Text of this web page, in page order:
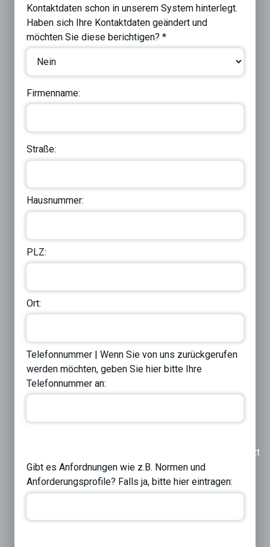
Kontaktdaten schon in unserem System hinterlegt.
Haben sich Ihre Kontaktdaten geändert und
möchten Sie diese berichtigen? *
Firmenname:
Straße:
Hausnummer:
PLZ:
Ort:
Telefonnummer | Wenn Sie von uns zurückgerufen
werden möchten, geben Sie hier bitte Ihre
Telefonnummer an:
Next
Gibt es Anfordnungen wie z.B. Normen und
Anforderungsprofile? Falls ja, bitte hier eintragen: